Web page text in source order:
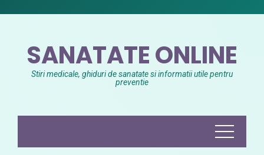
SANATATE ONLINE
Stiri medicale, ghiduri de sanatate si informatii utile pentru
preventie